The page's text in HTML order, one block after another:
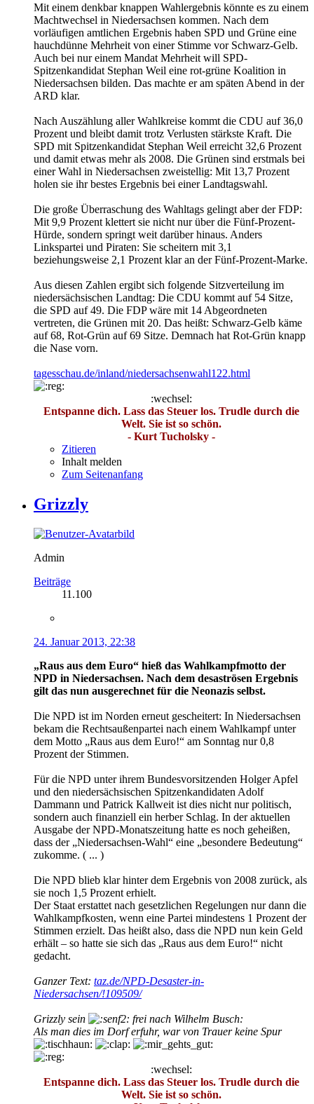
Mit einem denkbar knappen Wahlergebnis könnte es zu einem
Machtwechsel in Niedersachsen kommen. Nach dem
vorläufigen amtlichen Ergebnis haben SPD und Grüne eine
hauchdünne Mehrheit von einer Stimme vor Schwarz-Gelb.
Auch bei nur einem Mandat Mehrheit will SPD-
Spitzenkandidat Stephan Weil eine rot-grüne Koalition in
Niedersachsen bilden. Das machte er am späten Abend in der
ARD klar.
Nach Auszählung aller Wahlkreise kommt die CDU auf 36,0
Prozent und bleibt damit trotz Verlusten stärkste Kraft. Die
SPD mit Spitzenkandidat Stephan Weil erreicht 32,6 Prozent
und damit etwas mehr als 2008. Die Grünen sind erstmals bei
einer Wahl in Niedersachsen zweistellig: Mit 13,7 Prozent
holen sie ihr bestes Ergebnis bei einer Landtagswahl.
Die große Überraschung des Wahltags gelingt aber der FDP:
Mit 9,9 Prozent klettert sie nicht nur über die Fünf-Prozent-
Hürde, sondern springt weit darüber hinaus. Anders
Linkspartei und Piraten: Sie scheitern mit 3,1
beziehungsweise 2,1 Prozent klar an der Fünf-Prozent-Marke.
Aus diesen Zahlen ergibt sich folgende Sitzverteilung im
niedersächsischen Landtag: Die CDU kommt auf 54 Sitze,
die SPD auf 49. Die FDP wäre mit 14 Abgeordneten
vertreten, die Grünen mit 20. Das heißt: Schwarz-Gelb käme
auf 68, Rot-Grün auf 69 Sitze. Demnach hat Rot-Grün knapp
die Nase vorn.
tagesschau.de/inland/niedersachsenwahl122.html
:wechsel:
Entspanne dich. Lass das Steuer los. Trudle durch die
Welt. Sie ist so schön.
- Kurt Tucholsky -
Zitieren
Inhalt melden
Zum Seitenanfang
Grizzly
Admin
Beiträge
11.100
24. Januar 2013, 22:38
„Raus aus dem Euro“ hieß das Wahlkampfmotto der
NPD in Niedersachsen. Nach dem desaströsen Ergebnis
gilt das nun ausgerechnet für die Neonazis selbst.
Die NPD ist im Norden erneut gescheitert: In Niedersachsen
bekam die Rechtsaußenpartei nach einem Wahlkampf unter
dem Motto „Raus aus dem Euro!“ am Sonntag nur 0,8
Prozent der Stimmen.
Für die NPD unter ihrem Bundesvorsitzenden Holger Apfel
und den niedersächsischen Spitzenkandidaten Adolf
Dammann und Patrick Kallweit ist dies nicht nur politisch,
sondern auch finanziell ein herber Schlag. In der aktuellen
Ausgabe der NPD-Monatszeitung hatte es noch geheißen,
dass der „Niedersachsen-Wahl“ eine „besondere Bedeutung“
zukomme. ( ... )
Die NPD blieb klar hinter dem Ergebnis von 2008 zurück, als
sie noch 1,5 Prozent erhielt.
Der Staat erstattet nach gesetzlichen Regelungen nur dann die
Wahlkampfkosten, wenn eine Partei mindestens 1 Prozent der
Stimmen erzielt. Das heißt also, dass die NPD nun kein Geld
erhält – so hatte sie sich das „Raus aus dem Euro!“ nicht
gedacht.
Ganzer Text: taz.de/NPD-Desaster-in-
Niedersachsen/!109509/
Grizzly sein
frei nach Wilhelm Busch:
Als man dies im Dorf erfuhr, war von Trauer keine Spur
:wechsel:
Entspanne dich. Lass das Steuer los. Trudle durch die
Welt. Sie ist so schön.